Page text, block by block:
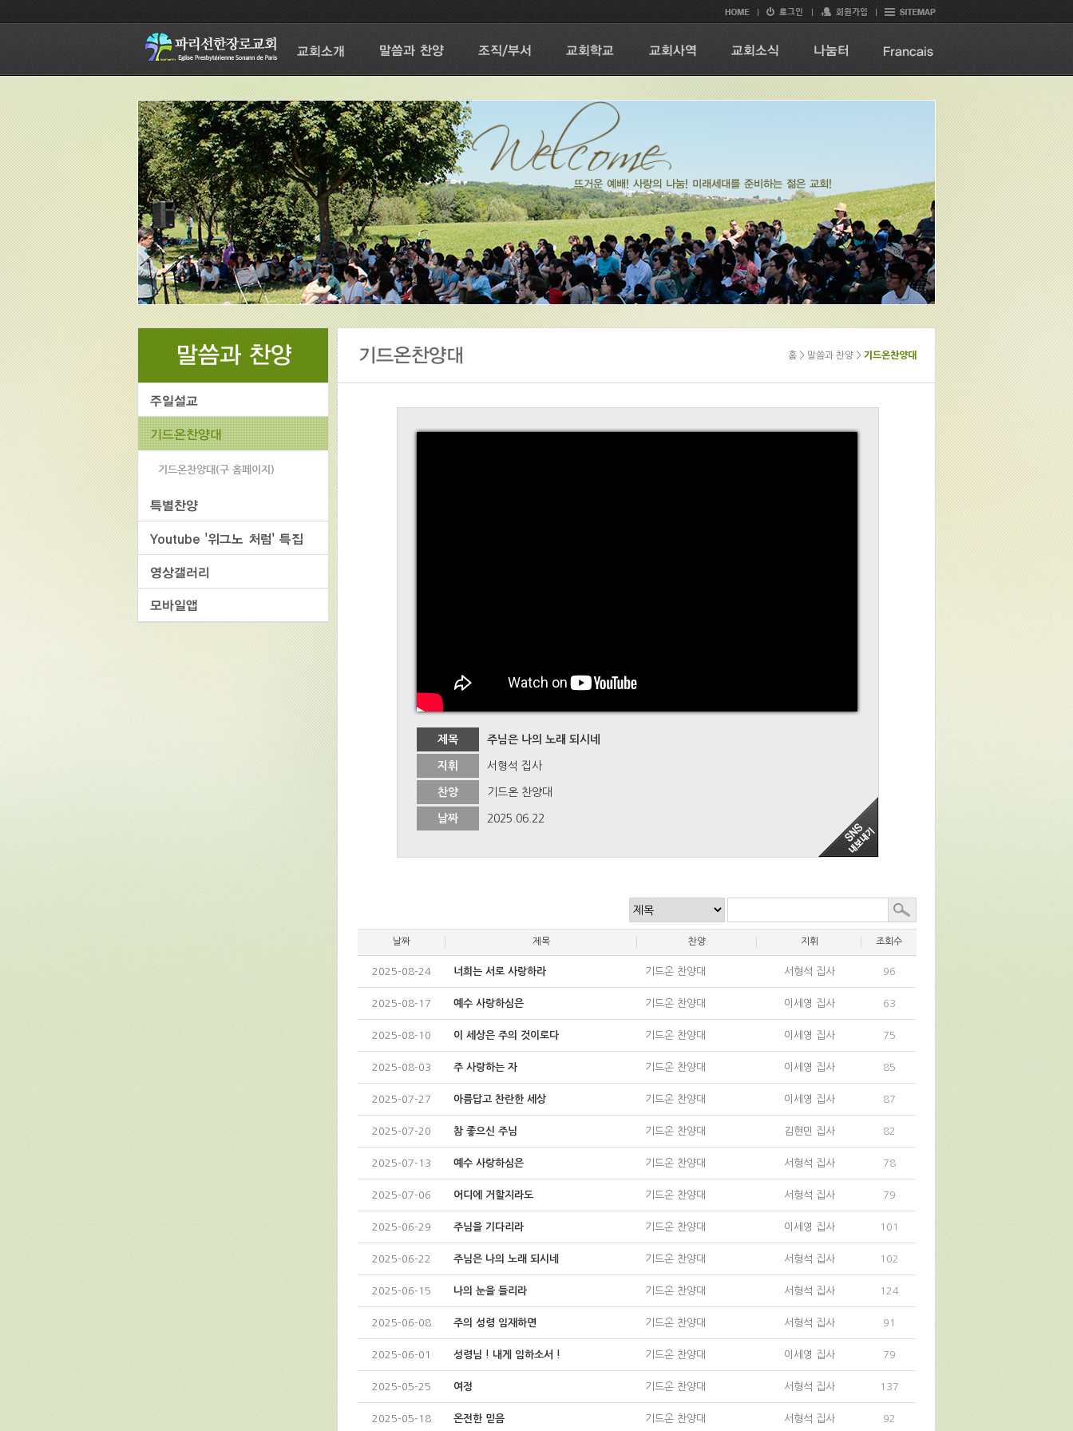
홈 > 말씀과 찬양 > 기드온찬양대
제목 주님은 나의 노래 되시네
지휘 서형석 집사
찬양 기드온 찬양대
날짜 2025.06.22
날짜 제목 찬양 지휘 조회수
2025-08-24 너희는 서로 사랑하라 기드온 찬양대 서형석 집사 96
2025-08-17 예수 사랑하심은 기드온 찬양대 이세영 집사 63
2025-08-10 이 세상은 주의 것이로다 기드온 찬양대 이세영 집사 75
2025-08-03 주 사랑하는 자 기드온 찬양대 이세영 집사 85
2025-07-27 아름답고 찬란한 세상 기드온 찬양대 이세영 집사 87
2025-07-20 참 좋으신 주님 기드온 찬양대 김현민 집사 82
2025-07-13 예수 사랑하심은 기드온 찬양대 서형석 집사 78
2025-07-06 어디에 거할지라도 기드온 찬양대 서형석 집사 79
2025-06-29 주님을 기다리라 기드온 찬양대 이세영 집사 101
2025-06-22 주님은 나의 노래 되시네 기드온 찬양대 서형석 집사 102
2025-06-15 나의 눈을 들리라 기드온 찬양대 서형석 집사 124
2025-06-08 주의 성령 임재하면 기드온 찬양대 서형석 집사 91
2025-06-01 성령님 ! 내게 임하소서 ! 기드온 찬양대 이세영 집사 79
2025-05-25 여정 기드온 찬양대 서형석 집사 137
2025-05-18 온전한 믿음 기드온 찬양대 서형석 집사 92